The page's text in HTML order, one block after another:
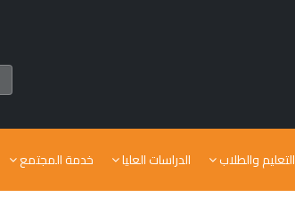
التعليم والطلاب الدراسات العليا خدمة المجتمع